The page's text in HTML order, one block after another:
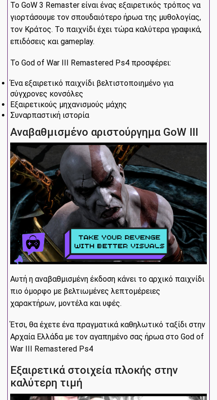
Το GoW 3 Remaster είναι ένας εξαιρετικός τρόπος να
γιορτάσουμε τον σπουδαιότερο ήρωα της μυθολογίας,
τον Κράτος. Το παιχνίδι έχει τώρα καλύτερα γραφικά,
επιδόσεις και gameplay.
Το God of War III Remastered Ps4 προσφέρει:
Ένα εξαιρετικό παιχνίδι βελτιστοποιημένο για
σύγχρονες κονσόλες
Εξαιρετικούς μηχανισμούς μάχης
Συναρπαστική ιστορία
Αναβαθμισμένο αριστούργημα GoW III
Αυτή η αναβαθμισμένη έκδοση κάνει το αρχικό παιχνίδι
πιο όμορφο με βελτιωμένες λεπτομέρειες
χαρακτήρων, μοντέλα και υφές.
Έτσι, θα έχετε ένα πραγματικά καθηλωτικό ταξίδι στην
Αρχαία Ελλάδα με τον αγαπημένο σας ήρωα στο God of
War III Remastered Ps4
Εξαιρετικά στοιχεία πλοκής στην
καλύτερη τιμή